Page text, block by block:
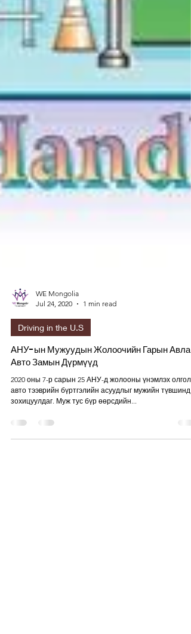
WE Mongolia
Jul 24, 2020
1 min read
Driving in the U.S
АНУ-ын Мужуудын Жолоочийн Гарын
Авто Замын Дүрмүүд
2020 оны 7-р сарын 25 АНУ-д жолооны үнэмлэх